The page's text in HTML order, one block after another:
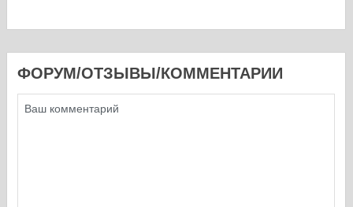
ФОРУМ/ОТЗЫВЫ/КОММЕНТАРИИ